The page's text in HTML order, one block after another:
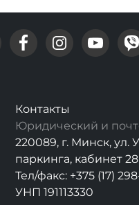
Контакты
Юридический и
220089, г. Минск, ул.
паркинга, кабинет 28
Тел/факс: +375 (17)
УНП 191113330